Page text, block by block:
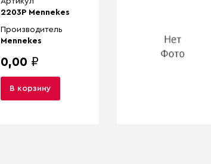
2203P Mennekes
Производитель
Mennekes
0,00 ₽
В корзину